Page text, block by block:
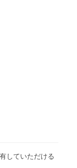
していただける